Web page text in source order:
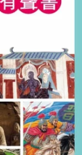
情趣用品